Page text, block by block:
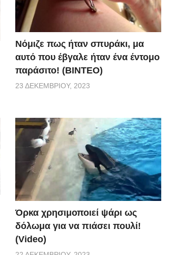
Νόμιζε πως ήταν σπυράκι, μα
αυτό που έβγαλε ήταν ένα έντομο
παράσιτο! (BINTEO)
23 ΔΕΚΕΜΒΡΊΟΥ, 2023
Όρκα χρησιμοποιεί ψάρι ως
δόλωμα για να πιάσει πουλί!
(Video)